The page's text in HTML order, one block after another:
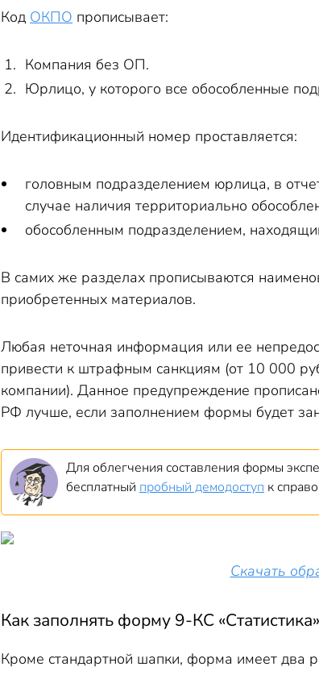
Код ОКПО прописывает:
Компания без ОП.
Юрлицо, у которого все обособленные
Идентификационный номер проставляется:
головным подразделением юрлица, в
случае наличия территориально
обособленным подразделением,
В самих же разделах прописываются
приобретенных материалов.
Любая неточная информация или ее
привести к штрафным санкциям (от 10 000
компании). Данное предупреждение
РФ лучше, если заполнением формы будет
Для облегчения составления формы
бесплатный пробный демодоступ к
Скачать
Как заполнять форму 9-КС «Статистика»
Кроме стандартной шапки, форма имеет два